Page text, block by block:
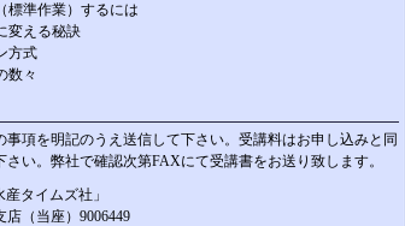
標準作業）するには
変える秘訣
方式
数々
項を明記のうえ送信して下さい。受講料はお申し込みと同
い。弊社で確認次第FAXにて受講書をお送り致します。
タイムズ社」
（当座）9006449